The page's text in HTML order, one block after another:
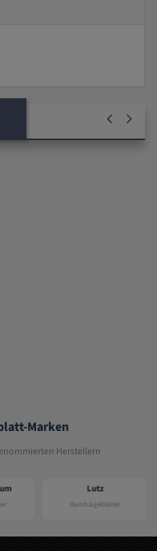
Marken
Herstellern
Lutz
Bandsägeblätter